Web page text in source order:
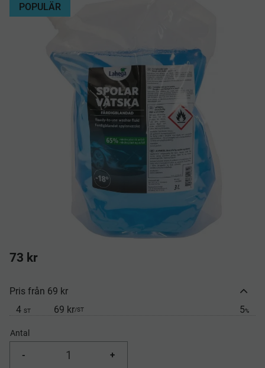
POPULÄR
73 kr
Pris från 69 kr
4 ST 69 kr/ST 5%
Antal
+
-